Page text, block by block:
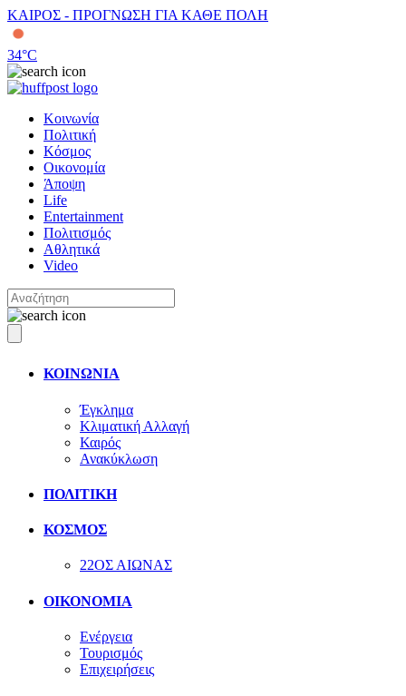
ΚΑΙΡΟΣ - ΠΡΟΓΝΩΣΗ ΓΙΑ ΚΑΘΕ ΠΟΛΗ
34°C
Κοινωνία
Πολιτική
Κόσμος
Οικονομία
Άποψη
Life
Entertainment
Πολιτισμός
Αθλητικά
Video
ΚΟΙΝΩΝΙΑ
Έγκλημα
Κλιματική Αλλαγή
Καιρός
Ανακύκλωση
ΠΟΛΙΤΙΚΗ
ΚΟΣΜΟΣ
22ΟΣ ΑΙΩΝΑΣ
ΟΙΚΟΝΟΜΙΑ
Ενέργεια
Τουρισμός
Επιχειρήσεις